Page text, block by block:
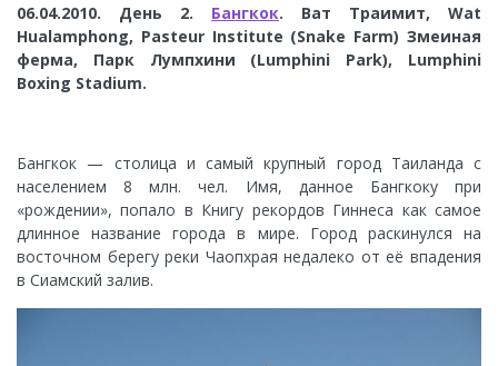
06.04.2010. День 2. Бангкок. Ват Траимит, Wat
Hualamphong, Pasteur Institute (Snake Farm) Змеиная
ферма, Парк Лумпхини (Lumphini Park), Lumphini
Boxing Stadium.
Бангкок — столица и самый крупный город Таиланда с
населением 8 млн. чел. Имя, данное Бангкоку при
«рождении», попало в Книгу рекордов Гиннеса как самое
длинное название города в мире. Город раскинулся на
восточном берегу реки Чаопхрая недалеко от её впадения
в Сиамский залив.